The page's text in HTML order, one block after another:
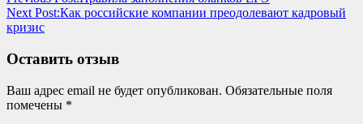
Next Post:Как российские компании преодолевают кадровый
кризис
Оставить отзыв
Ваш адрес email не будет опубликован. Обязательные поля
помечены *